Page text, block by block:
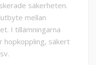
säkerheten.
mellan
I tillämningarna
hopkoppling, säkert